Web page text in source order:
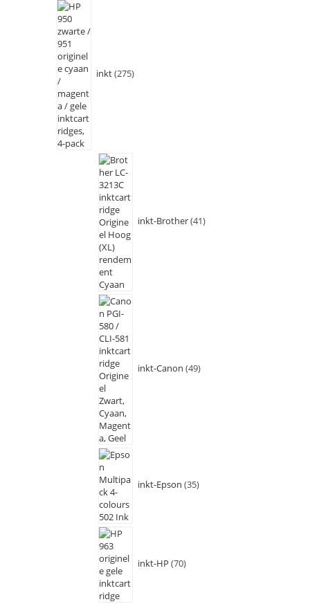
inkt 275
inkt-Brother 41
inkt-Canon 49
inkt-Epson 35
inkt-HP 70